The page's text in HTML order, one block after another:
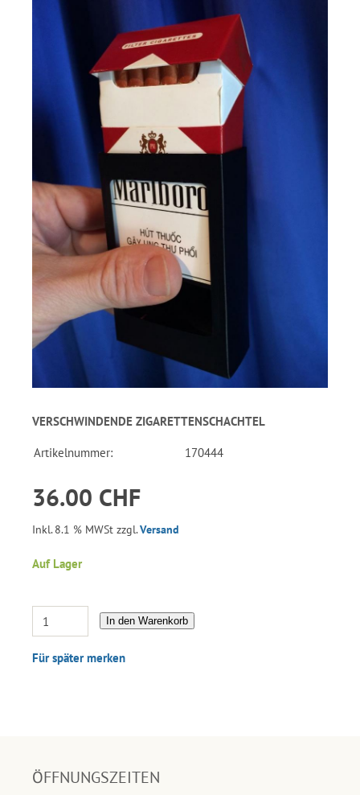
VERSCHWINDENDE ZIGARETTENSCHACHTEL
Artikelnummer: 170444
36.00 CHF
Inkl. 8.1 % MWSt zzgl.Versand
Auf Lager
In den Warenkorb
Für später merken
ÖFFNUNGSZEITEN